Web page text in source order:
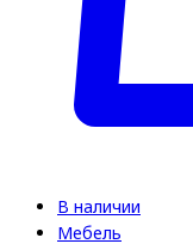
В наличии
Мебель